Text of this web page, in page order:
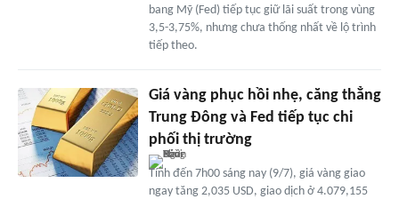
bang Mỹ (Fed) tiếp tục giữ lãi suất trong vùng
3,5-3,75%, nhưng chưa thống nhất về lộ trình
tiếp theo.
Giá vàng phục hồi nhẹ, căng thẳng
Trung Đông và Fed tiếp tục chi
phối thị trường
Tính đến 7h00 sáng nay (9/7), giá vàng giao
ngay tăng 2,035 USD, giao dịch ở 4.079,155